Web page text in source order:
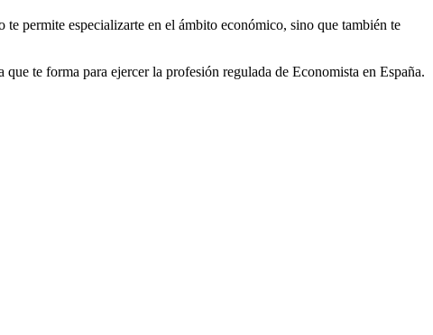
permite especializarte en el ámbito económico, sino que también te
te forma para ejercer la profesión regulada de Economista en España.